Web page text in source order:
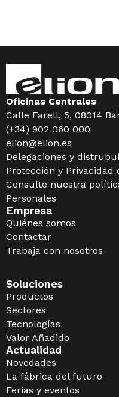
Oficinas Centrales
Calle Farell, 5, 08014
(+34) 902 060 000
elion@elion.es
Delegaciones y
Protección y Privacidad
Consulte nuestra
Personales
Empresa
Quiénes somos
Contactar
Trabaja con nosotros
Soluciones
Productos
Sectores
Tecnologías
Valor Añadido
Actualidad
Novedades
La fábrica del futuro
Ferias y eventos